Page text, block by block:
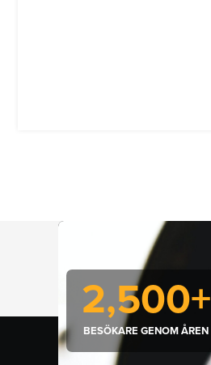
BESÖKARE GENOM ÅREN
2,500+